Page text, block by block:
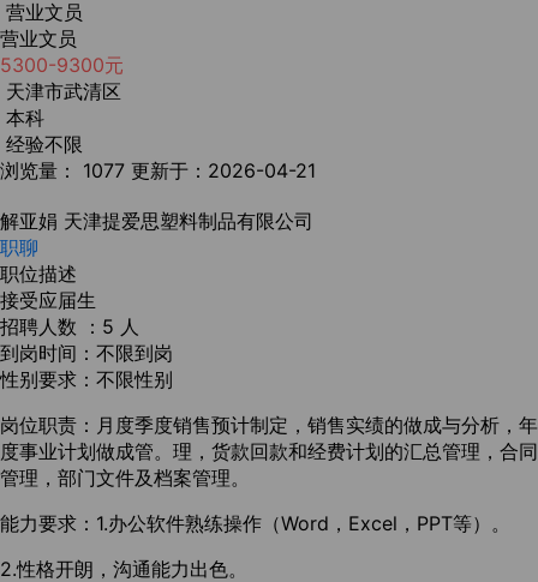
营业文员
营业文员
5300-9300元
天津市武清区
本科
经验不限
浏览量： 1077 更新于：2026-04-21
解亚娟 天津提爱思塑料制品有限公司
职聊
职位描述
接受应届生
招聘人数 ：5 人
到岗时间：不限到岗
性别要求：不限性别
岗位职责：月度季度销售预计制定，销售实绩的做成与分析，年
度事业计划做成管。理，货款回款和经费计划的汇总管理，合同
管理，部门文件及档案管理。
能力要求：1.办公软件熟练操作（Word，Excel，PPT等）。
2.性格开朗，沟通能力出色。